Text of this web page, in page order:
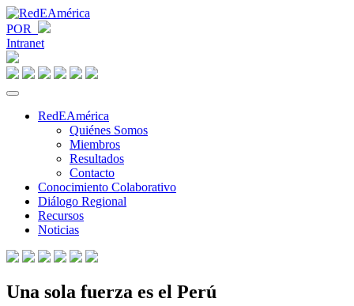
POR
Intranet
RedEAmérica
Quiénes Somos
Miembros
Resultados
Contacto
Conocimiento Colaborativo
Diálogo Regional
Recursos
Noticias
Una sola fuerza es el Perú